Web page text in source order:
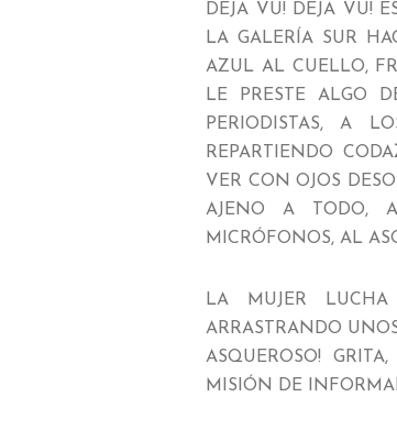
DEJA VU! DEJA VU!
LA GALERÍA SUR
AZUL AL CUELLO,
LE PRESTE ALGO
PERIODISTAS, A
REPARTIENDO
VER CON OJOS
AJENO A TODO,
MICRÓFONOS, AL
LA MUJER
ARRASTRANDO
ASQUEROSO!
MISIÓN DE